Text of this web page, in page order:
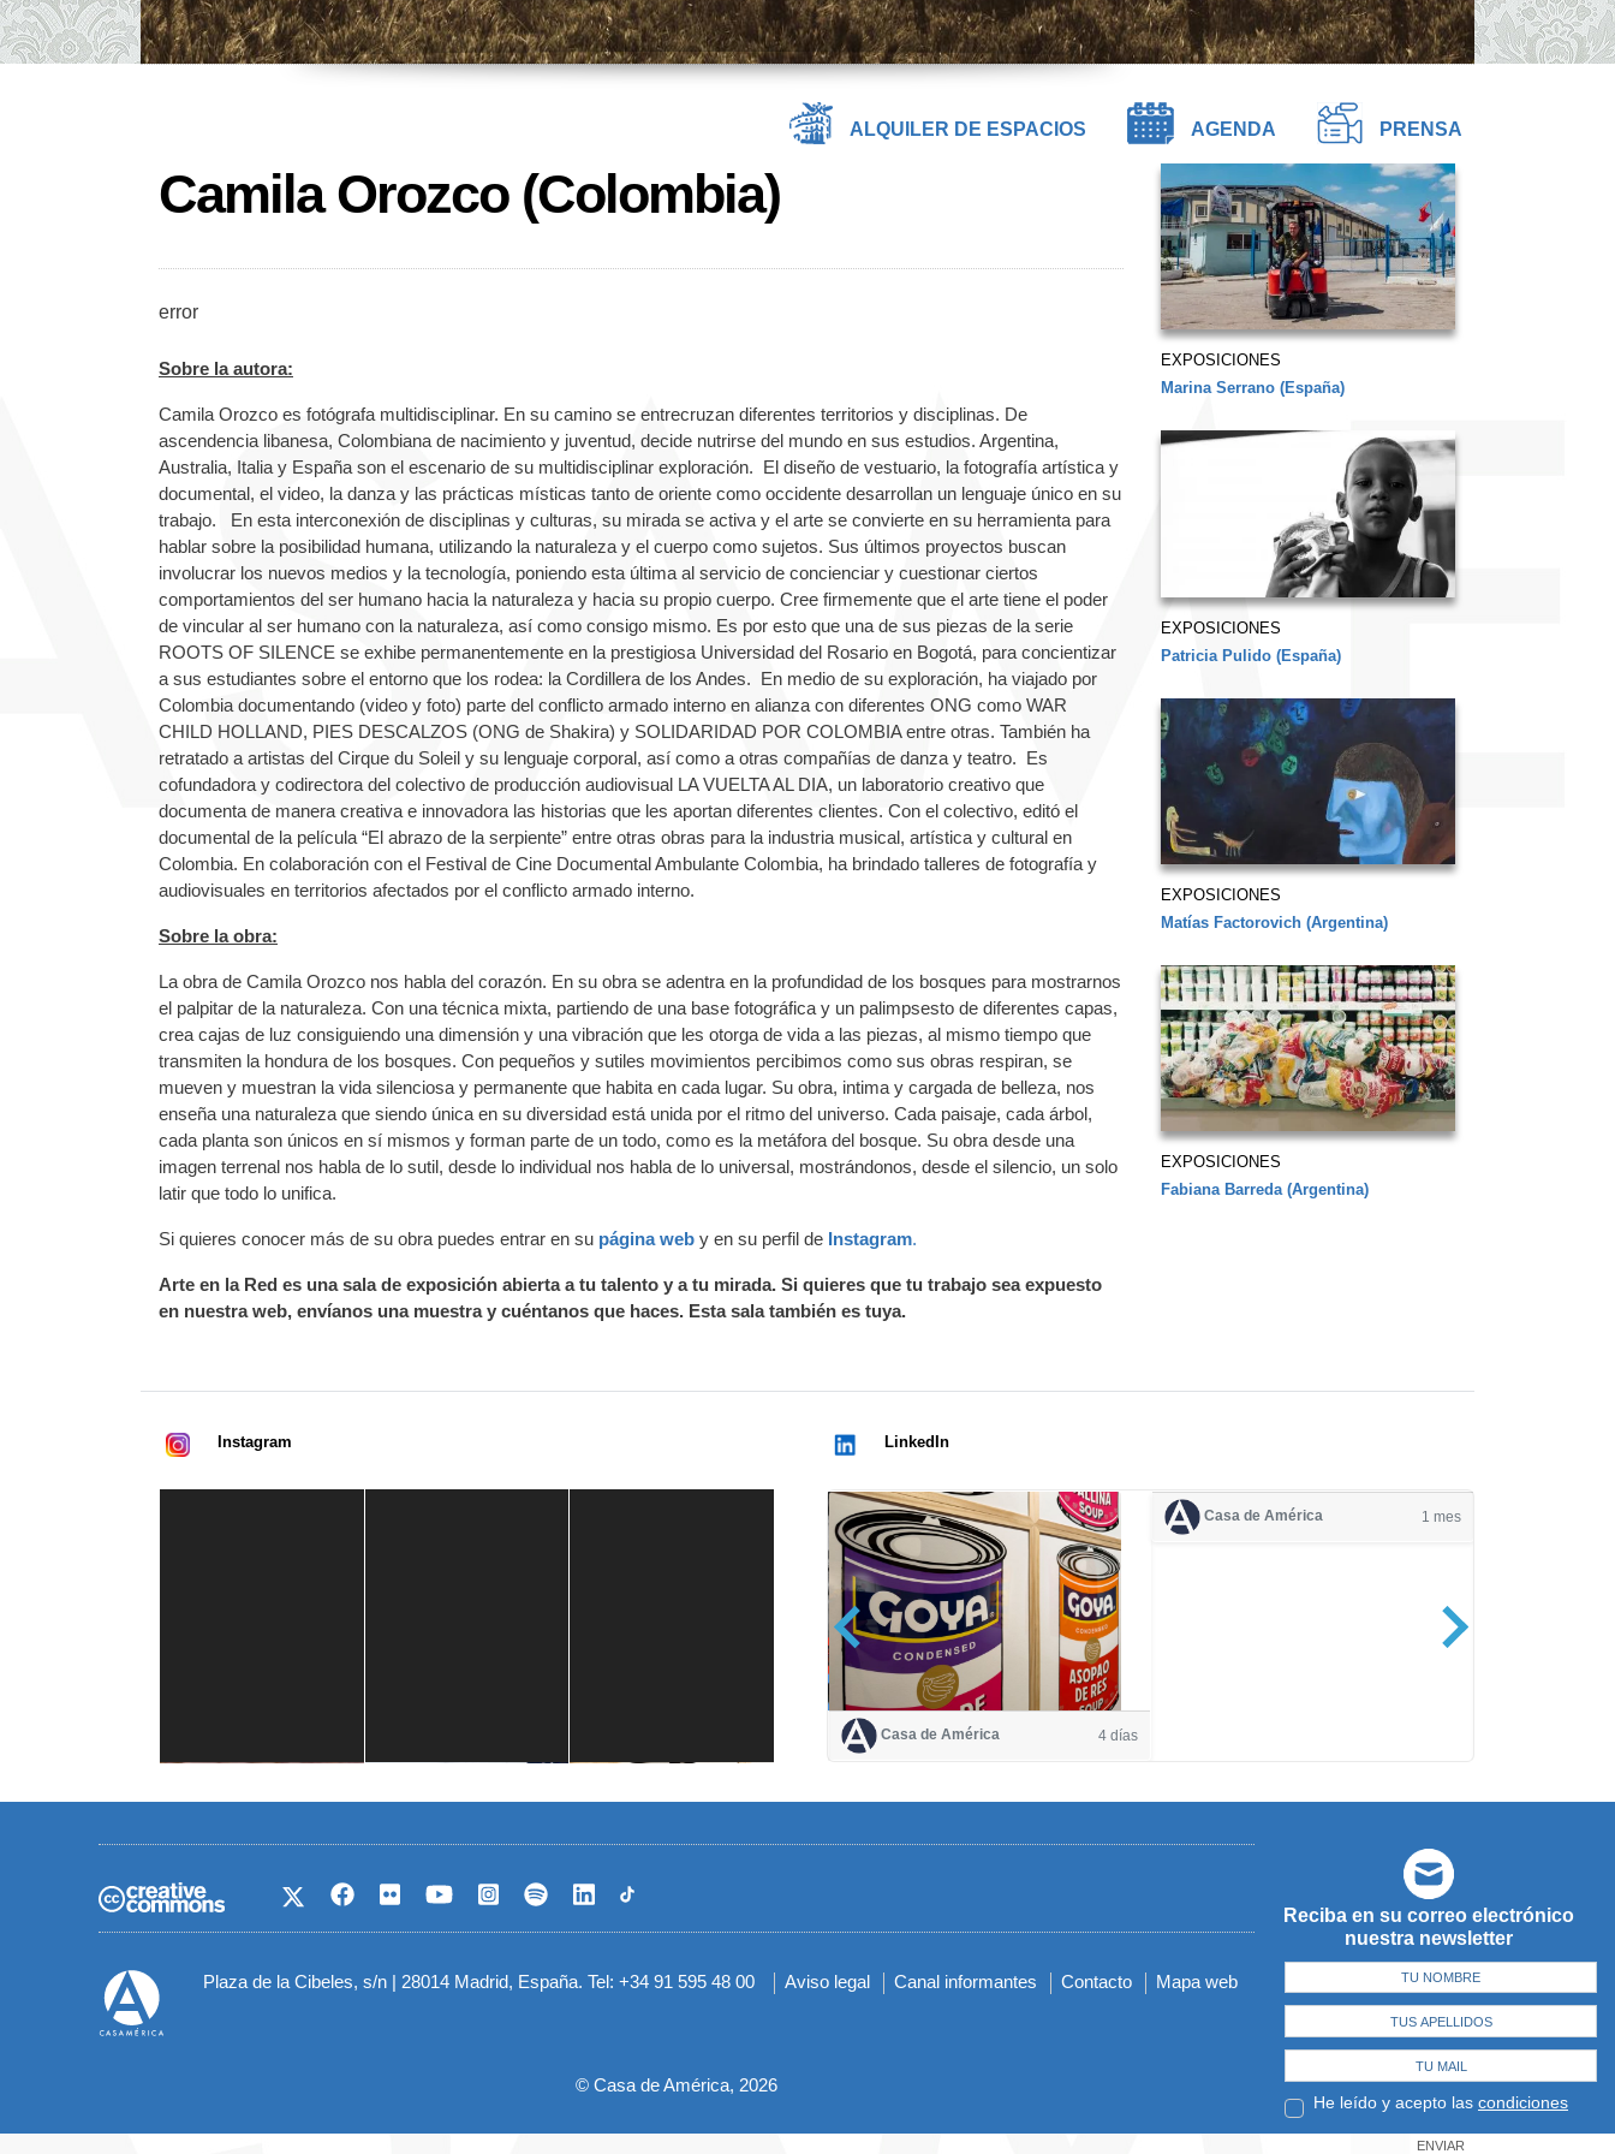
ALQUILER DE ESPACIOS AGENDA PRENSA
Camila Orozco (Colombia)
error
Sobre la autora:
Camila Orozco es fotógrafa multidisciplinar. En su camino se entrecruzan diferentes territorios y disciplinas. De
ascendencia libanesa, Colombiana de nacimiento y juventud, decide nutrirse del mundo en sus estudios. Argentina,
Australia, Italia y España son el escenario de su multidisciplinar exploración. El diseño de vestuario, la fotografía artística y
documental, el video, la danza y las prácticas místicas tanto de oriente como occidente desarrollan un lenguaje único en su
trabajo. En esta interconexión de disciplinas y culturas, su mirada se activa y el arte se convierte en su herramienta para
hablar sobre la posibilidad humana, utilizando la naturaleza y el cuerpo como sujetos. Sus últimos proyectos buscan
involucrar los nuevos medios y la tecnología, poniendo esta última al servicio de concienciar y cuestionar ciertos
comportamientos del ser humano hacia la naturaleza y hacia su propio cuerpo. Cree firmemente que el arte tiene el poder
de vincular al ser humano con la naturaleza, así como consigo mismo. Es por esto que una de sus piezas de la serie
ROOTS OF SILENCE se exhibe permanentemente en la prestigiosa Universidad del Rosario en Bogotá, para concientizar
a sus estudiantes sobre el entorno que los rodea: la Cordillera de los Andes. En medio de su exploración, ha viajado por
Colombia documentando (video y foto) parte del conflicto armado interno en alianza con diferentes ONG como WAR
CHILD HOLLAND, PIES DESCALZOS (ONG de Shakira) y SOLIDARIDAD POR COLOMBIA entre otras. También ha
retratado a artistas del Cirque du Soleil y su lenguaje corporal, así como a otras compañías de danza y teatro. Es
cofundadora y codirectora del colectivo de producción audiovisual LA VUELTA AL DIA, un laboratorio creativo que
documenta de manera creativa e innovadora las historias que les aportan diferentes clientes. Con el colectivo, editó el
documental de la película “El abrazo de la serpiente” entre otras obras para la industria musical, artística y cultural en
Colombia. En colaboración con el Festival de Cine Documental Ambulante Colombia, ha brindado talleres de fotografía y
audiovisuales en territorios afectados por el conflicto armado interno.
Sobre la obra:
La obra de Camila Orozco nos habla del corazón. En su obra se adentra en la profundidad de los bosques para mostrarnos
el palpitar de la naturaleza. Con una técnica mixta, partiendo de una base fotográfica y un palimpsesto de diferentes capas,
crea cajas de luz consiguiendo una dimensión y una vibración que les otorga de vida a las piezas, al mismo tiempo que
transmiten la hondura de los bosques. Con pequeños y sutiles movimientos percibimos como sus obras respiran, se
mueven y muestran la vida silenciosa y permanente que habita en cada lugar. Su obra, intima y cargada de belleza, nos
enseña una naturaleza que siendo única en su diversidad está unida por el ritmo del universo. Cada paisaje, cada árbol,
cada planta son únicos en sí mismos y forman parte de un todo, como es la metáfora del bosque. Su obra desde una
imagen terrenal nos habla de lo sutil, desde lo individual nos habla de lo universal, mostrándonos, desde el silencio, un solo
latir que todo lo unifica.
Si quieres conocer más de su obra puedes entrar en su página web y en su perfil de Instagram.
Arte en la Red es una sala de exposición abierta a tu talento y a tu mirada. Si quieres que tu trabajo sea expuesto
en nuestra web, envíanos una muestra y cuéntanos que haces. Esta sala también es tuya.
EXPOSICIONES
Marina Serrano (España)
EXPOSICIONES
Patricia Pulido (España)
EXPOSICIONES
Matías Factorovich (Argentina)
EXPOSICIONES
Fabiana Barreda (Argentina)
Instagram LinkedIn
Casa de América 4 días
Casa de América 1 mes
Reciba en su correo electrónico
nuestra newsletter
He leído y acepto las condiciones
ENVIAR
Plaza de la Cibeles, s/n | 28014 Madrid, España. Tel: +34 91 595 48 00
Menú
pie
Aviso legal Canal informantes Contacto Mapa web
© Casa de América, 2026